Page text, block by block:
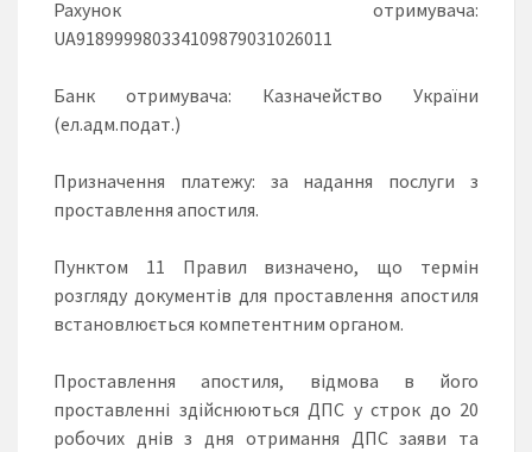
Рахунок отримувача:
UA918999980334109879031026011
Банк отримувача: Казначейство України
(ел.адм.подат.)
Призначення платежу: за надання послуги з
проставлення апостиля.
Пунктом 11 Правил визначено, що термін
розгляду документів для проставлення апостиля
встановлюється компетентним органом.
Проставлення апостиля, відмова в його
проставленні здійснюються ДПС у строк до 20
робочих днів з дня отримання ДПС заяви та